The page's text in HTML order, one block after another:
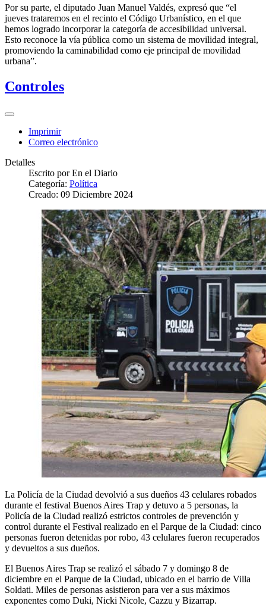
Por su parte, el diputado Juan Manuel Valdés, expresó que “el
jueves trataremos en el recinto el Código Urbanístico, en el que
hemos logrado incorporar la categoría de accesibilidad universal.
Esto reconoce la vía pública como un sistema de movilidad integral,
promoviendo la caminabilidad como eje principal de movilidad
urbana”.
Controles
Imprimir
Correo electrónico
Detalles
Escrito porEn el Diario
Categoría: Política
Creado: 09 Diciembre 2024
La Policía de la Ciudad devolvió a sus dueños 43 celulares robados
durante el festival Buenos Aires Trap y detuvo a 5 personas, la
Policía de la Ciudad realizó estrictos controles de prevención y
control durante el Festival realizado en el Parque de la Ciudad: cinco
personas fueron detenidas por robo, 43 celulares fueron recuperados
y devueltos a sus dueños.
El Buenos Aires Trap se realizó el sábado 7 y domingo 8 de
diciembre en el Parque de la Ciudad, ubicado en el barrio de Villa
Soldati. Miles de personas asistieron para ver a sus máximos
exponentes como Duki, Nicki Nicole, Cazzu y Bizarrap.